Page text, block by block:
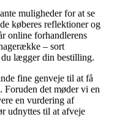
muligheder for at se
køberes reflektioner og
online forhandlerens
– sort
lægger din bestilling.
fine genveje til at få
Foruden det møder vi en
en vurdering af
udnyttes til at afveje